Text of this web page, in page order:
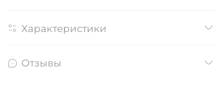
Характеристики
Отзывы